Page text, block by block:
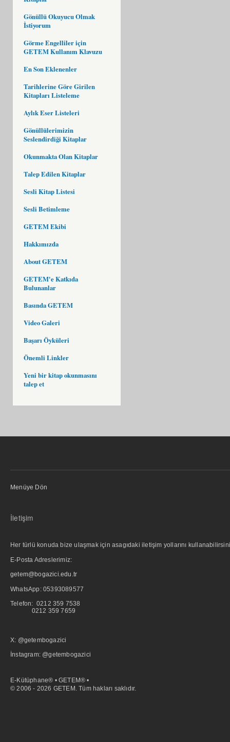
Gönüllü Okuyucu Olmak
İstiyorum
Görme Engelliler için
GETEM Kullanım Klavuzu
En Son Eklenenler
Tarihlerine Göre Girilen
Kitapları Listeleme
Aylık Eser Listeleri
Gönüllülerimizin
Seslendirdiği Kitaplar
Okunmakta Olan Kitaplar
Talep Edilen Kitaplar
Sesli Kitap Listesi
Sesli Betimleme
GETEM Ekibi
Hakkımızda
About GETEM
GETEM'e Katkıda
Bulunanlar
Basında GETEM
Video Galeri
Başarı Öyküleri
Önemli Linkler
Yeni bir kitap okunmasını
talep et
Menüye Dön
İletişim
Her türlü konuda bize ulaşmak için asagıdaki iletişim yollarını
E-Posta Adreslerimiz:
getem@bogazici.edu.tr
WhatsApp: 05393089577
Telefon: 0212 359 7538
0212 359 7659
X: @getembogazici
İnstagram: @getembogazici
E-Kütüphane® • GETEM® •
© 2006 - 2026 GETEM. Tüm hakları saklıdır.